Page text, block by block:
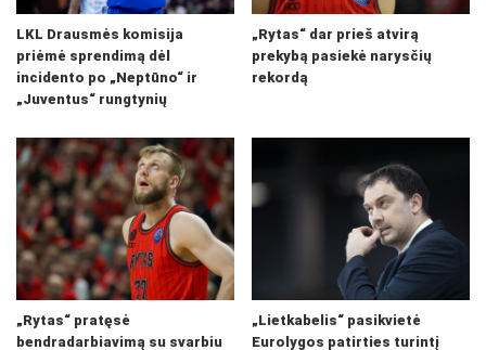
LKL Drausmės komisija
priėmė sprendimą dėl
incidento po „Neptūno“ ir
„Juventus“ rungtynių
„Rytas“ dar prieš atvirą
prekybą pasiekė narysčių
rekordą
„Rytas“ pratęsė
bendradarbiavimą su svarbiu
„Lietkabelis“ pasikvietė
Eurolygos patirties turintį